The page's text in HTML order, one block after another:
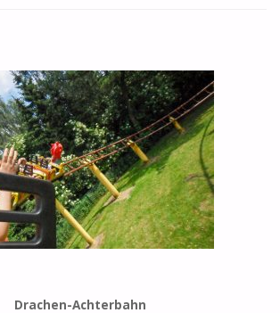
Drachen-Achterbahn